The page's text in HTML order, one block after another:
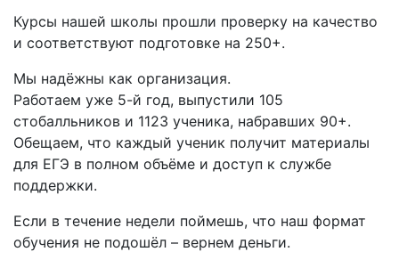
Курсы нашей школы прошли проверку на качество
и соответствуют подготовке на 250+.
Мы надёжны как организация.
Работаем уже 5-й год, выпустили 105
стобалльников и 1123 ученика, набравших 90+.
Обещаем, что каждый ученик получит материалы
для ЕГЭ в полном объёме и доступ к службе
поддержки.
Если в течение недели поймешь, что наш формат
обучения не подошёл – вернем деньги.